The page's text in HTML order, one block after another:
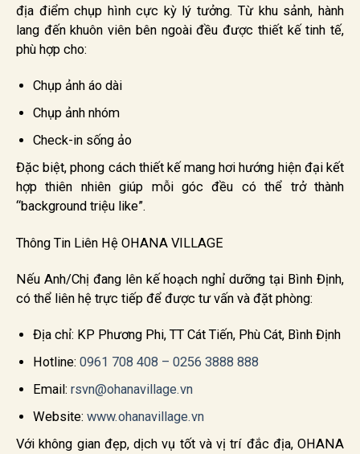
địa điểm chụp hình cực kỳ lý tưởng. Từ khu sảnh, hành
lang đến khuôn viên bên ngoài đều được thiết kế tinh tế,
phù hợp cho:
Chụp ảnh áo dài
Chụp ảnh nhóm
Check-in sống ảo
Đặc biệt, phong cách thiết kế mang hơi hướng hiện đại kết
hợp thiên nhiên giúp mỗi góc đều có thể trở thành
“background triệu like”.
Thông Tin Liên Hệ OHANA VILLAGE
Nếu Anh/Chị đang lên kế hoạch nghỉ dưỡng tại Bình Định,
có thể liên hệ trực tiếp để được tư vấn và đặt phòng:
Địa chỉ: KP Phương Phi, TT Cát Tiến, Phù Cát, Bình Định
Hotline:0961 708 408 – 0256 3888 888
Email:rsvn@ohanavillage.vn
Website:www.ohanavillage.vn
Với không gian đẹp, dịch vụ tốt và vị trí đắc địa, OHANA